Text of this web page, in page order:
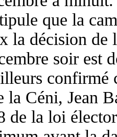
que la
la décision de
soir est
la Céni, Jean
de la loi